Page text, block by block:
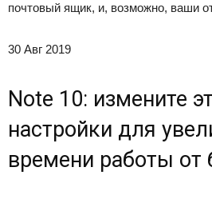
почтовый ящик, и, возможно, ваши
30 Авг 2019
Note 10: измените
настройки для
времени работы от